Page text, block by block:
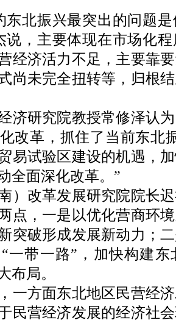
北振兴最突出的问题是
说，主要体现在市场化
经济活力不足，主要靠
尚未完全扭转等，归根
研究院教授常修泽认为
改革，抓住了当前东北
易试验区建设的机遇，
全面深化改革。”
改革发展研究院院长迟
点，一是以优化营商环
突破形成发展新动力；
一带一路”，加快构建
布局。
方面东北地区民营经济
民营经济发展的经济社